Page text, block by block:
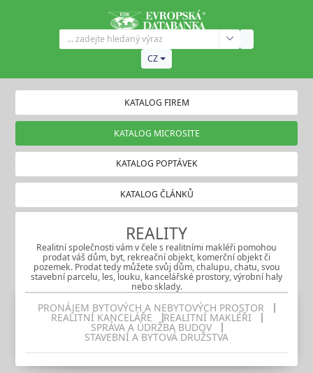
CZ
KATALOG FIREM
KATALOG MICROSITE
KATALOG POPTÁVEK
KATALOG ČLÁNKŮ
REALITY
Realitní společnosti vám v čele s realitními makléři pomohou
prodat váš dům, byt, rekreační objekt, komerční objekt či
pozemek. Prodat tedy můžete svůj dům, chalupu, chatu, svou
stavební parcelu, les, louku, kancelářské prostory, výrobní haly
nebo sklady.
PRONÁJEM BYTOVÝCH A NEBYTOVÝCH PROSTOR
REALITNÍ KANCELÁŘE REALITNÍ MAKLÉŘI
SPRÁVA A ÚDRŽBA BUDOV
STAVEBNÍ A BYTOVÁ DRUŽSTVA